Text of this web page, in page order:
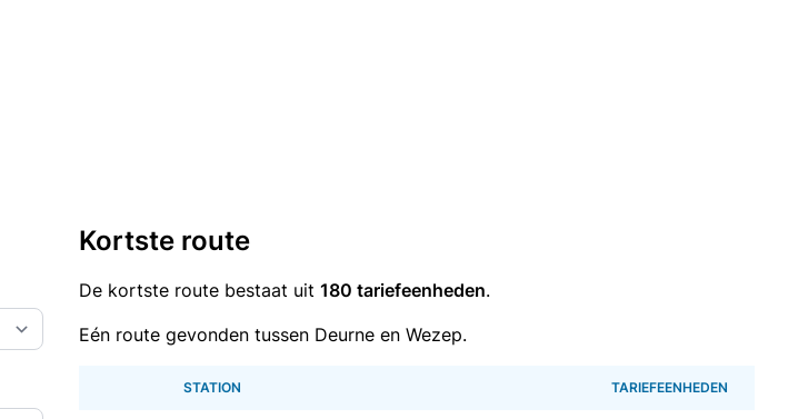
Kortste route
De kortste route bestaat uit 180 tariefeenheden.
Eén route gevonden tussen Deurne en Wezep.
STATION TARIEFEENHEDEN